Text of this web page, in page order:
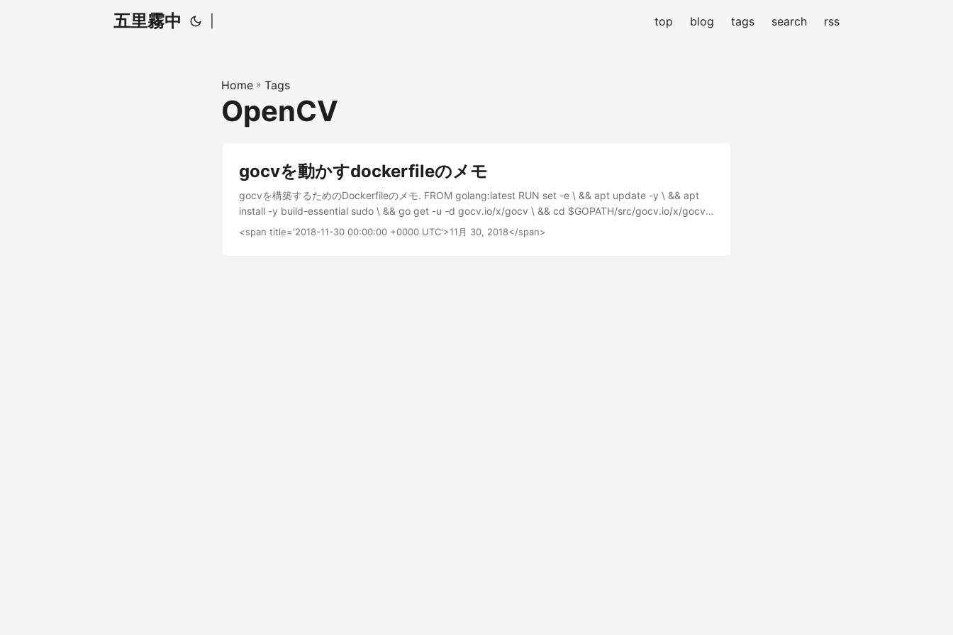
五里霧中 top blog tags search rss
Home » Tags
OpenCV
gocvを動かすdockerfileのメモ
gocvを構築するためのDockerfileのメモ. FROM golang:latest RUN set -e \ && apt update -y \ && apt
install -y build-essential sudo \ && go get -u -d gocv.io/x/gocv \ && cd $GOPATH/src/gocv.io/x/gocv \
&& make install
<span title='2018-11-30 00:00:00 +0000 UTC'>11月 30, 2018</span>